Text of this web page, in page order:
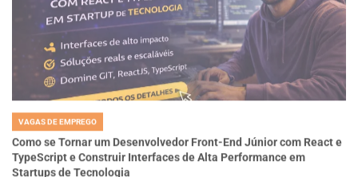
POSTED
IN
VAGAS DE EMPREGO
Como se Tornar um Desenvolvedor Front-End Júnior com React e
TypeScript e Construir Interfaces de Alta Performance em
Startups de Tecnologia
18/04/2026 Thaisa Zago Sartori